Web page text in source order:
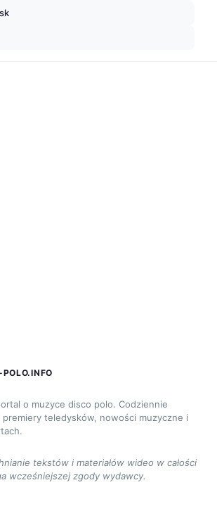
o muzyce disco polo. Codziennie
teledysków, nowości muzyczne i
tekstów i materiałów wideo w całości
wcześniejszej zgody wydawcy.